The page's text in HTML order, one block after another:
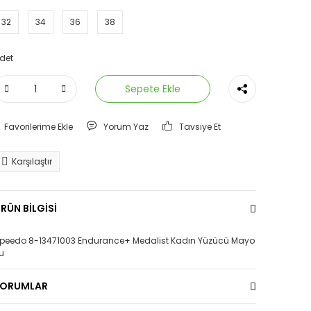
32 34 36 38
Sepete Ekle
Yorum Yaz Tavsiye Et
Karşılaştır
BİLGİSİ
8-13471003 Endurance+ Medalist Kadın Yüzücü Mayo